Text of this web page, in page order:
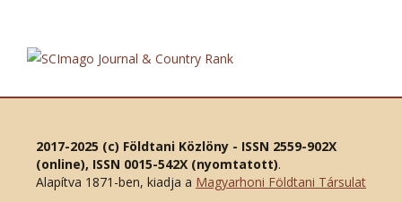
2017-2025 (c) Földtani Közlöny - ISSN 2559-902X
(online), ISSN 0015-542X (nyomtatott).
Alapítva 1871-ben, kiadja a Magyarhoni Földtani Társulat